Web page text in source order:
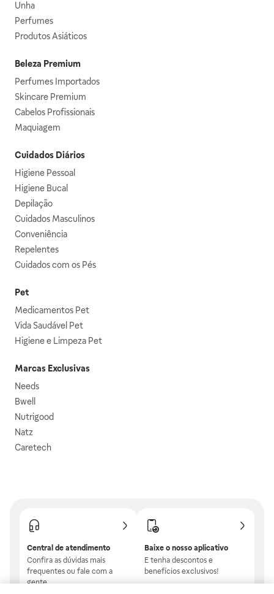
Unha
Perfumes
Produtos Asiáticos
Beleza Premium
Perfumes Importados
Skincare Premium
Cabelos Profissionais
Maquiagem
Cuidados Diários
Higiene Pessoal
Higiene Bucal
Depilação
Cuidados Masculinos
Conveniência
Repelentes
Cuidados com os Pés
Pet
Medicamentos Pet
Vida Saudável Pet
Higiene e Limpeza Pet
Marcas Exclusivas
Needs
Bwell
Nutrigood
Natz
Caretech
Central de atendimento
Confira as dúvidas mais
frequentes ou fale com a
gente.
Baixe o nosso aplicativo
E tenha descontos e
benefícios exclusivos!